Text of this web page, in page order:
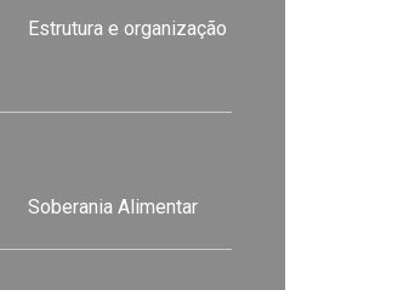
Estrutura e organização
Soberania Alimentar